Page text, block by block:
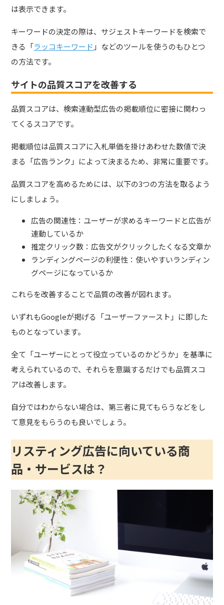
は表示できます。
キーワードの決定の際は、サジェストキーワードを検索で
きる「ラッコキーワード 」などのツールを使うのもひとつ
の方法です。
サイトの品質スコアを改善する
品質スコアは、検索連動型広告の掲載順位に密接に関わっ
てくるスコアです。
掲載順位は品質スコアに入札単価を掛けあわせた数値で決
まる「広告ランク」によって決まるため、非常に重要です。
品質スコアを高めるためには、以下の3つの方法を取るよう
にしましょう。
広告の関連性：ユーザーが求めるキーワードと広告が
連動しているか
推定クリック数：広告文がクリックしたくなる文章か
ランディングページの利便性：使いやすいランディン
グページになっているか
これらを改善することで品質の改善が図れます。
いずれもGoogleが掲げる「ユーザーファースト」に即した
ものとなっています。
全て「ユーザーにとって役立っているのかどうか」を基準に
考えられているので、それらを意識するだけでも品質スコ
アは改善します。
自分ではわからない場合は、第三者に見てもらうなどをし
て意見をもらうのも良いでしょう。
リスティング広告に向いている商
品・サービスは？